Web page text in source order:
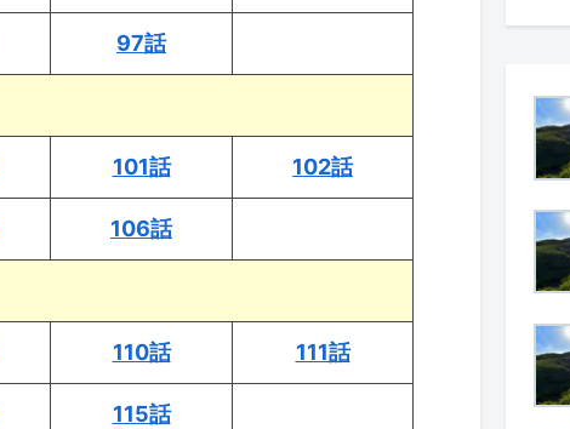
97話
101話 102話
106話
110話 111話
115話